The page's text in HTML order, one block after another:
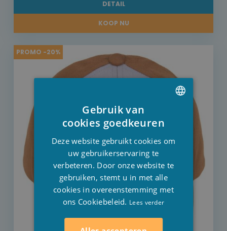
DETAIL
KOOP NU
PROMO -20%
ENGLISH
Gebruik van
cookies goedkeuren
Deze website gebruikt cookies om
uw gebruikerservaring te
verbeteren. Door onze website te
gebruiken, stemt u in met alle
cookies in overeenstemming met
ons Cookiebeleid. Lees verder